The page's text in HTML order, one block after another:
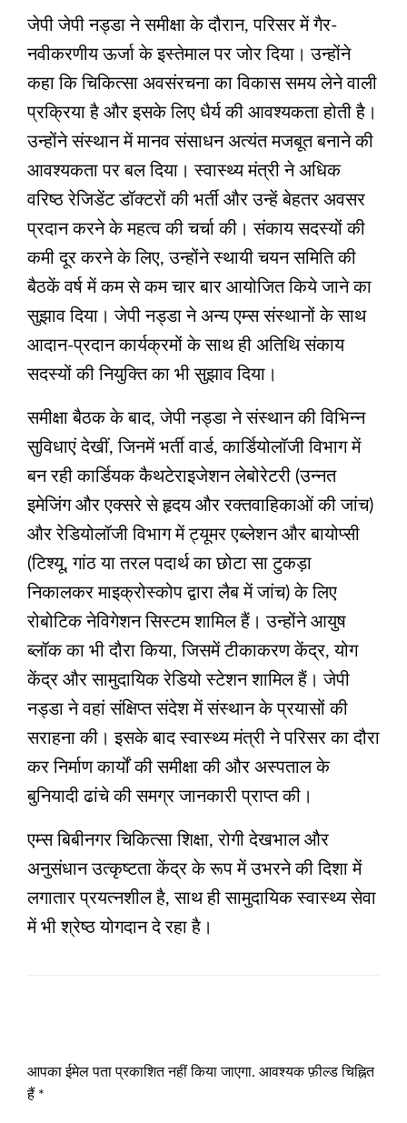
जेपी जेपी नड्डा ने समीक्षा के दौरान, परिसर में गैर-
नवीकरणीय ऊर्जा के इस्तेमाल पर जोर दिया। उन्होंने
कहा कि चिकित्सा अवसंरचना का विकास समय लेने वाली
प्रक्रिया है और इसके लिए धैर्य की आवश्यकता होती है।
उन्होंने संस्थान में मानव संसाधन अत्यंत मजबूत बनाने की
आवश्यकता पर बल दिया। स्वास्थ्य मंत्री ने अधिक
वरिष्ठ रेजिडेंट डॉक्टरों की भर्ती और उन्हें बेहतर अवसर
प्रदान करने के महत्व की चर्चा की। संकाय सदस्यों की
कमी दूर करने के लिए, उन्होंने स्थायी चयन समिति की
बैठकें वर्ष में कम से कम चार बार आयोजित किये जाने का
सुझाव दिया। जेपी नड्डा ने अन्य एम्स संस्थानों के साथ
आदान-प्रदान कार्यक्रमों के साथ ही अतिथि संकाय
सदस्यों की नियुक्ति का भी सुझाव दिया।
समीक्षा बैठक के बाद, जेपी नड्डा ने संस्थान की विभिन्न
सुविधाएं देखीं, जिनमें भर्ती वार्ड, कार्डियोलॉजी विभाग में
बन रही कार्डियक कैथटेराइजेशन लेबोरेटरी (उन्नत
इमेजिंग और एक्सरे से हृदय और रक्तवाहिकाओं की जांच)
और रेडियोलॉजी विभाग में ट्यूमर एब्लेशन और बायोप्सी
(टिश्यू, गांठ या तरल पदार्थ का छोटा सा टुकड़ा
निकालकर माइक्रोस्कोप द्वारा लैब में जांच) के लिए
रोबोटिक नेविगेशन सिस्टम शामिल हैं। उन्होंने आयुष
ब्लॉक का भी दौरा किया, जिसमें टीकाकरण केंद्र, योग
केंद्र और सामुदायिक रेडियो स्टेशन शामिल हैं। जेपी
नड्डा ने वहां संक्षिप्त संदेश में संस्थान के प्रयासों की
सराहना की। इसके बाद स्वास्थ्य मंत्री ने परिसर का दौरा
कर निर्माण कार्यों की समीक्षा की और अस्पताल के
बुनियादी ढांचे की समग्र जानकारी प्राप्त की।
एम्स बिबीनगर चिकित्सा शिक्षा, रोगी देखभाल और
अनुसंधान उत्कृष्टता केंद्र के रूप में उभरने की दिशा में
लगातार प्रयत्नशील है, साथ ही सामुदायिक स्वास्थ्य सेवा
में भी श्रेष्ठ योगदान दे रहा है।
आपका ईमेल पता प्रकाशित नहीं किया जाएगा. आवश्यक फ़ील्ड चिह्नित
हैं *